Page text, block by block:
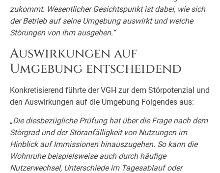
zukommt. Wesentlicher Gesichtspunkt ist dabei, wie sich
der Betrieb auf seine Umgebung auswirkt und welche
Störungen von ihm ausgehen.“
Auswirkungen auf
Umgebung entscheidend
Konkretisierend führte der VGH zur dem Störpotenzial und
den Auswirkungen auf die Umgebung Folgendes aus:
„Die diesbezügliche Prüfung hat über die Frage nach dem
Störgrad und der Störanfälligkeit von Nutzungen im
Hinblick auf Immissionen hinauszugehen. So kann die
Wohnruhe beispielsweise auch durch häufige
Nutzerwechsel, Unterschiede im Tagesablauf oder